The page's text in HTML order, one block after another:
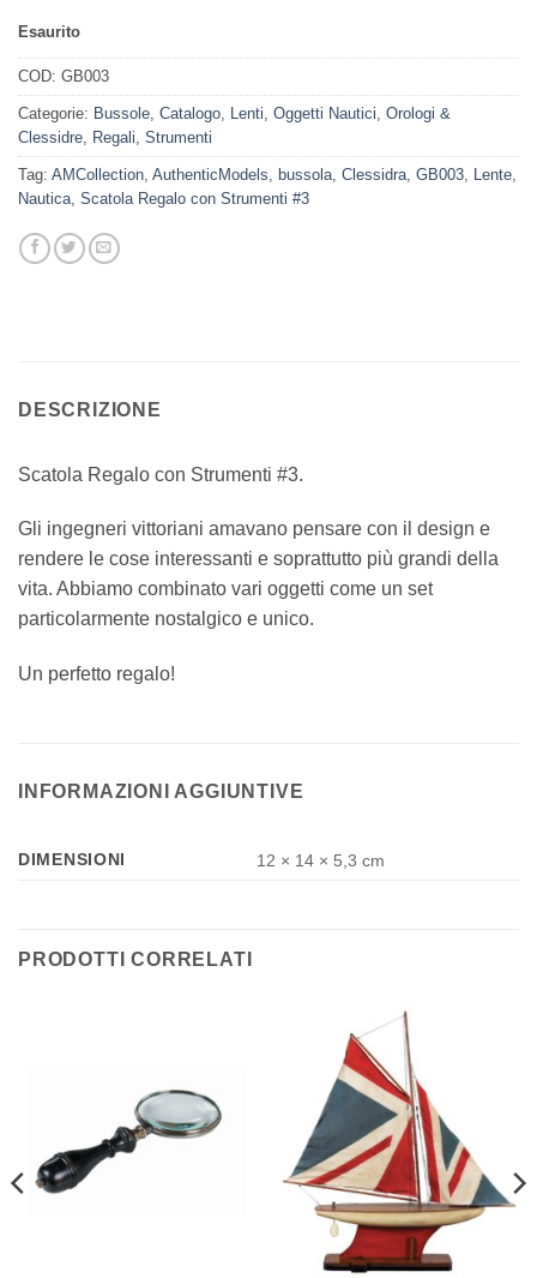
Esaurito
COD: GB003
Categorie: Bussole, Catalogo, Lenti, Oggetti Nautici, Orologi &
Clessidre, Regali, Strumenti
Tag: AMCollection, AuthenticModels, bussola, Clessidra, GB003, Lente,
Nautica, Scatola Regalo con Strumenti #3
DESCRIZIONE
Scatola Regalo con Strumenti #3.
‎Gli ingegneri vittoriani amavano pensare con il design e
rendere le cose interessanti e soprattutto più grandi della
vita. Abbiamo combinato vari oggetti come un set
particolarmente nostalgico e unico.‎
Un perfetto regalo!
INFORMAZIONI AGGIUNTIVE
DIMENSIONI 12 × 14 × 5,3 cm
PRODOTTI CORRELATI